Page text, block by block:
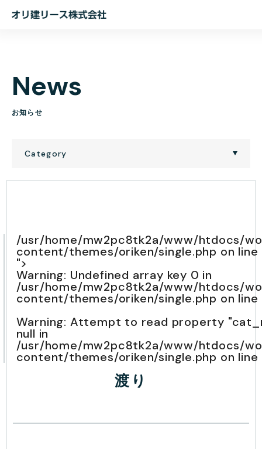
オ
ー
ス
株
News
お知らせ
Category
/usr/home/mw2pc8tk2a/www/htdocs/
content/themes/oriken/single.php on line
">
Warning: Undefined array key 0 in
/usr/home/mw2pc8tk2a/www/htdocs/
content/themes/oriken/single.php on line
Warning: Attempt to read property
null in
/usr/home/mw2pc8tk2a/www/htdocs/
content/themes/oriken/single.php on line
渡り